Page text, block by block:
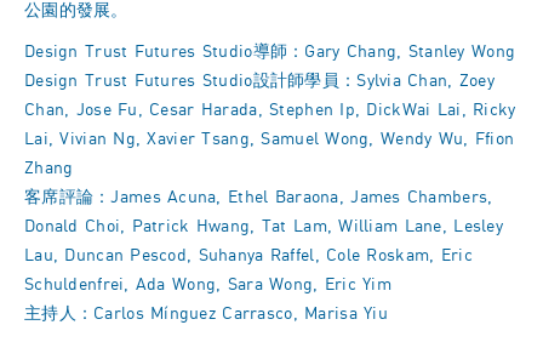
公園的發展。
Design Trust Futures Studio導師：Gary Chang, Stanley Wong
Design Trust Futures Studio設計師學員：Sylvia Chan, Zoey
Chan, Jose Fu, Cesar Harada, Stephen Ip, DickWai Lai, Ricky
Lai, Vivian Ng, Xavier Tsang, Samuel Wong, Wendy Wu, Ffion
Zhang
客席評論：James Acuna, Ethel Baraona, James Chambers,
Donald Choi, Patrick Hwang, Tat Lam, William Lane, Lesley
Lau, Duncan Pescod, Suhanya Raffel, Cole Roskam, Eric
Schuldenfrei, Ada Wong, Sara Wong, Eric Yim
主持人：Carlos Mínguez Carrasco, Marisa Yiu